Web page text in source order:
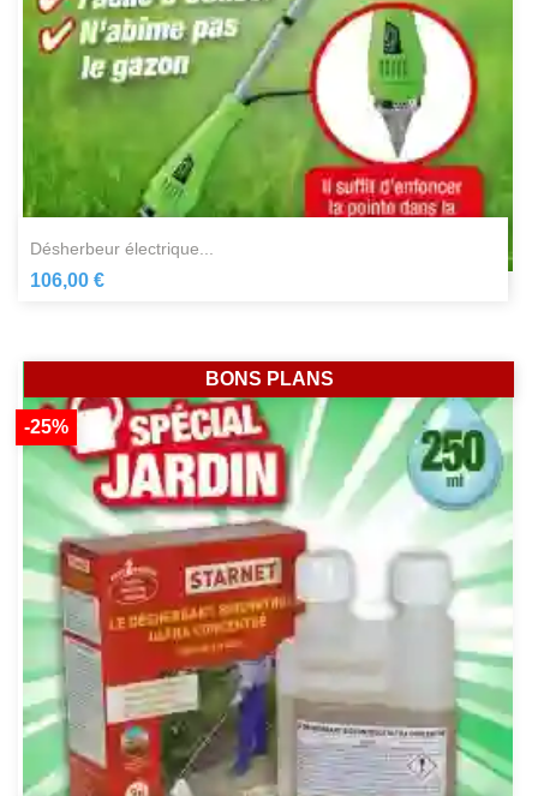
désherbeur électrique...
106,00 €
-25%
BONS PLANS